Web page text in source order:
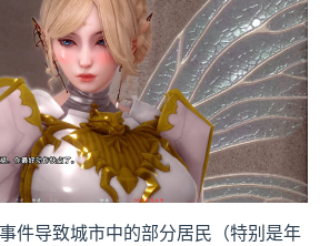
件导致城市中的部分居民（特别是年